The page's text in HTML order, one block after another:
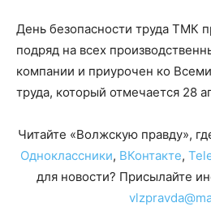
День безопасности труда ТМК
подряд на всех
компании и приурочен ко
труда, который отмечается 28
Читайте «Волжскую правду»,
Одноклассники, ВКонтакте,
для новости? Присылайте